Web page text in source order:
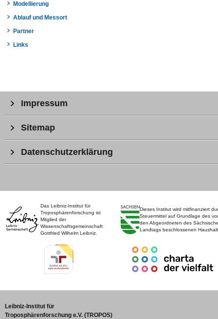
Modellierung
Ablauf und Messort
Partner
Links
Das Leibniz-Institut für
Troposphärenforschung ist
Mitglied der
Wissenschaftsgemeinschaft
Gottfried Wilhelm Leibniz.
Dieses Institut wird mitfinanziert
Steuermittel auf Grundlage des
den Abgeordneten des
Landtags beschlossenen
Impressum
Sitemap
Datenschutzerklärung
Leibniz-Institut für
Troposphärenforschung e.V. (TROPOS)